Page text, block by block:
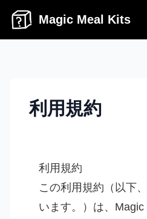
Magic Meal Kits
利用規約
利用規約
この利用規約（以下
います。）は、